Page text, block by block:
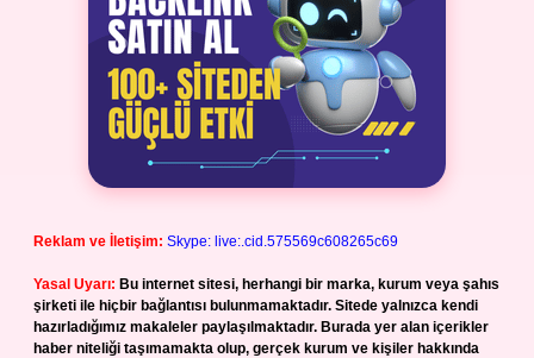
Reklam ve İletişim: Skype: live:.cid.575569c608265c69
Yasal Uyarı: Bu internet sitesi, herhangi bir marka, kurum veya şahıs
şirketi ile hiçbir bağlantısı bulunmamaktadır. Sitede yalnızca kendi
hazırladığımız makaleler paylaşılmaktadır. Burada yer alan içerikler
haber niteliği taşımamakta olup, gerçek kurum ve kişiler hakkında